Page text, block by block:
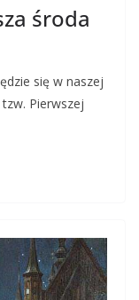
środa
się w naszej
Pierwszej